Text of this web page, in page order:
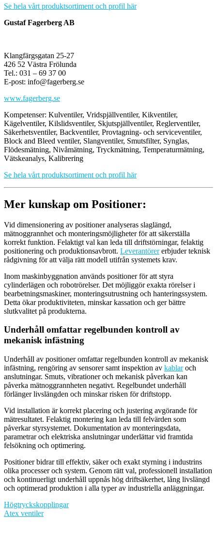
Se hela vårt produktsortiment och profil här
Gustaf Fagerberg AB
Klangfärgsgatan 25-27
426 52 Västra Frölunda
Tel.: 031 – 69 37 00
E-post: info@fagerberg.se
www.fagerberg.se
Kompetenser: Kulventiler, Vridspjällventiler, Kikventiler,
Kägelventiler, Kilslidsventiler, Skjutspjällventiler, Reglerventiler,
Säkerhetsventiler, Backventiler, Provtagning- och serviceventiler,
Block and Bleed ventiler, Slangventiler, Smutsfilter, Synglas,
Flödesmätning, Nivåmätning, Tryckmätning, Temperaturmätning,
Vätskeanalys, Kalibrering
Se hela vårt produktsortiment och profil här
Mer kunskap om Positioner:
Vid dimensionering av positioner analyseras slaglängd,
mätnoggrannhet och monteringsmöjligheter för att säkerställa
korrekt funktion. Felaktigt val kan leda till driftstörningar, felaktig
positionering och produktionsavbrott. Leverantörererbjuder teknisk
rådgivning för att välja rätt modell utifrån systemets krav.
Inom maskinbyggnation används positioner för att styra
cylinderlägen och robotrörelser. Det möjliggör exakta rörelser i
bearbetningsmaskiner, monteringsutrustning och hanteringssystem.
Detta ökar produktiviteten, minskar kassation och ger bättre
slutkvalitet på produkterna.
Underhåll omfattar regelbunden kontroll av
mekanisk infästning
Underhåll av positioner omfattar regelbunden kontroll av mekanisk
infästning, rengöring av sensorer samt inspektion av kablaroch
anslutningar. Smuts, vibrationer och mekanisk påverkan kan
påverka mätnoggrannheten negativt. Regelbundet underhåll
förlänger livslängden och minskar risken för driftstopp.
Vid installation är korrekt placering och justering avgörande för
mätresultatet. Felaktig montering kan leda till felvärden som
påverkar styrsystemet. Dokumentation av monteringsdata,
parametrar och elektriska anslutningar underlättar vid framtida
felsökning och optimering.
Positioner bidrar till effektiv, säker och exakt styrning i industrins
olika processer och system. Genom rätt val, professionell installation
och kontinuerligt underhåll uppnås hög driftsäkerhet, lång livslängd
och optimerad produktion i alla typer av industriella anläggningar.
Inläggsnavigering
Högtryckskopplingar
Atex ventiler